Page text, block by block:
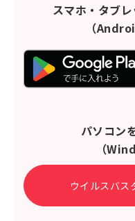
スマホ・タブ
（
パソコン
（
ウイルスバス